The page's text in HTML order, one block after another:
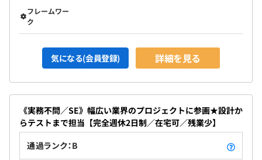
フレームワー
ク
気になる(会員登録) 詳細を見る
《実務不問／SE》幅広い業界のプロジェクトに参画★設計か
らテストまで担当【完全週休2日制／在宅可／残業少】
通過ランク：B